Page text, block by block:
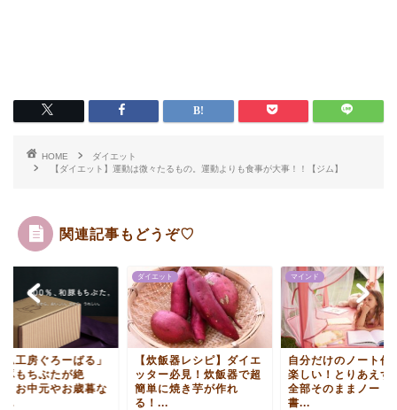
HOME
ダイエット
【ダイエット】運動は微々たるもの。運動よりも食事が大事！！【ジム】
関連記事もどうぞ♡
ム工房ぐろーばる」
豚もちぶたが絶
！お中元やお歳暮な
...
ダイエット
【炊飯器レシピ】ダイエ
ッター必見！炊飯器で超
簡単に焼き芋が作れ
る！...
マインド
自分だけのノート作
楽しい！とりあえず
全部そのままノート
書...